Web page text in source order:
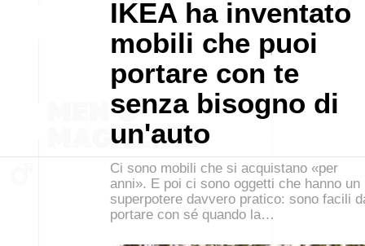
IKEA ha inventato
mobili che puoi
portare con te
senza bisogno di
un'auto
Ci sono mobili che si acquistano «per
anni». E poi ci sono oggetti che hanno un
superpotere davvero pratico: sono facili
portare con sé quando la…